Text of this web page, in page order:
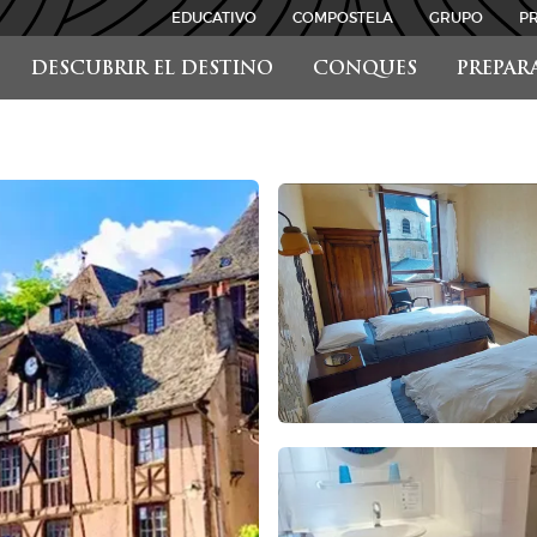
DESCUBRIR EL DESTINO CONQUES
EDUCATIVO COMPOSTELA GRUPO